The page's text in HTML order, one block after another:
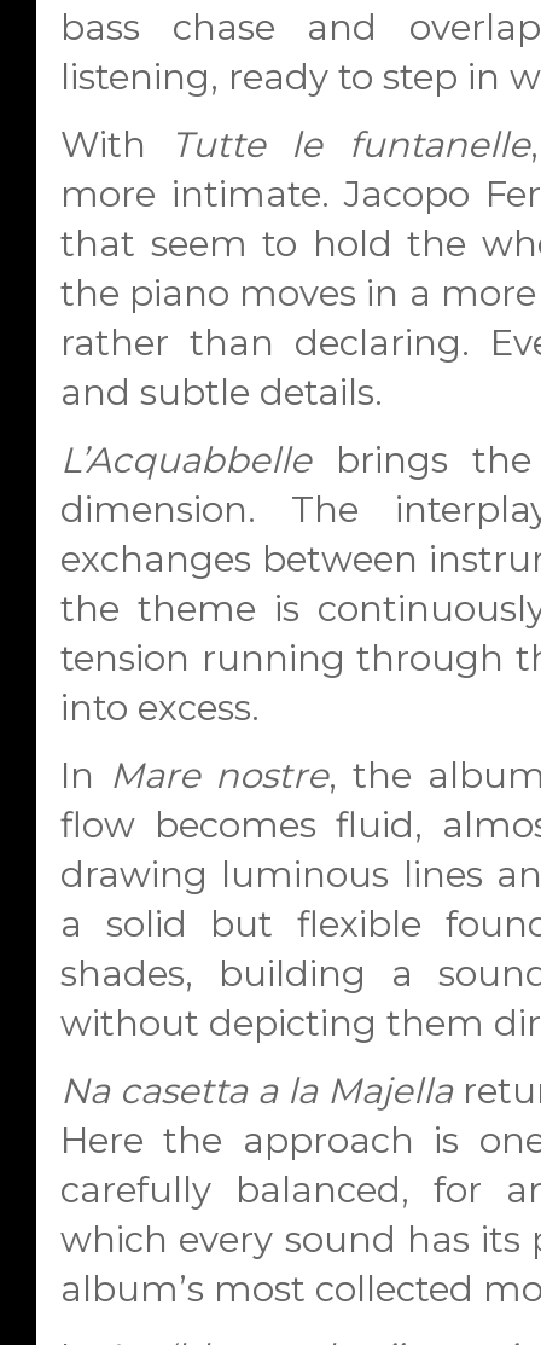
bass chase and
listening, ready to step in
With
Tutte le funtanelle
more intimate. Jacopo
that seem to hold the
the piano moves in a
rather than declaring.
and subtle details.
L’Acquabbellebrings the
dimension. The
exchanges between
the theme is
tension running through
into excess.
In Mare nostre, the
flow becomes fluid,
drawing luminous lines
a solid but flexible
shades, building a
without depicting them
Na casetta a la Majella
Here the approach is
carefully balanced, for
which every sound has its
album’s most collected